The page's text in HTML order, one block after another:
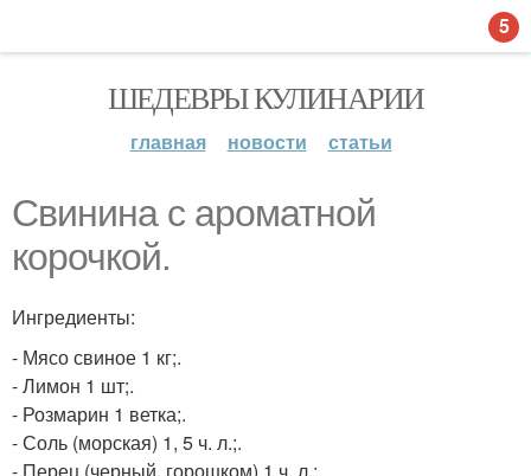
ШЕДЕВРЫ КУЛИНАРИИ
главная новости статьи
Свинина с ароматной
корочкой.
Ингредиенты:
- Мясо свиное 1 кг;.
- Лимон 1 шт;.
- Розмарин 1 ветка;.
- Соль (морская) 1, 5 ч. л.;.
5